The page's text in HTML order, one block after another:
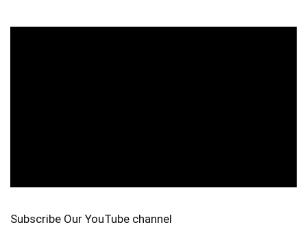
Subscribe Our YouTube channel